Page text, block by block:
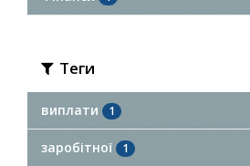
Теги
виплати 1
заробітної 1